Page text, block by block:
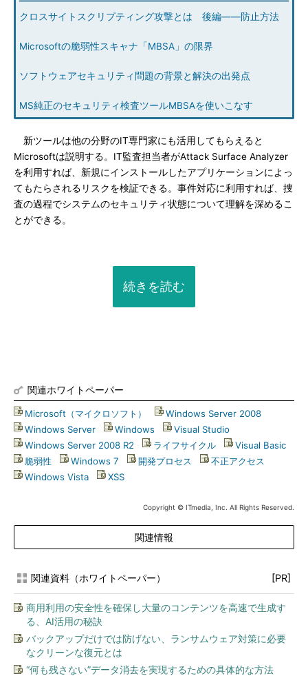
クロスサイトスクリプティング攻撃とは 後編――防止方法
Microsoftの脆弱性スキャナ「MBSA」の限界
ソフトウェアセキュリティ問題の背景と解決の出発点
MS純正のセキュリティ検査ツールMBSAを使いこなす
新ツールは他の分野のIT専門家にも活用してもらえると
Microsoftは説明する。IT監査担当者がAttack Surface Analyzer
を利用すれば、新規にインストールしたアプリケーションによっ
てもたらされるリスクを検証できる。事件対応に利用すれば、捜
査の過程でシステムのセキュリティ状態について理解を深めるこ
とができる。
続きを読む
関連ホワイトペーパー
Microsoft（マイクロソフト） Windows Server 2008
Windows Server
Windows Visual Studio
Windows Server 2008 R2
ライフサイクル Visual Basic
脆弱性
Windows 7 開発プロセス 不正アクセス
Windows Vista
XSS
Copyright © ITmedia, Inc. All Rights Reserved.
関連情報
関連資料（ホワイトペーパー） [PR]
商用利用の安全性を確保し大量のコンテンツを高速で生成す
る、AI活用の秘訣
バックアップだけでは防げない、ランサムウェア対策に必要
なクリーンな復元とは
“何も残さない”データ消去を実現するための具体的な方法